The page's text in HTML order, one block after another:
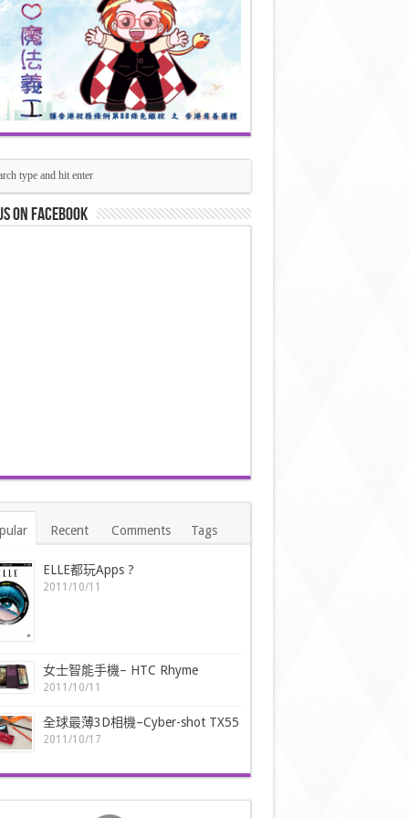
on Facebook
Recent Comments Tags
ELLE都玩Apps ?
2011/10/11
女士智能手機– HTC Rhyme
2011/10/11
全球最薄3D相機–Cyber-shot TX55
2011/10/17